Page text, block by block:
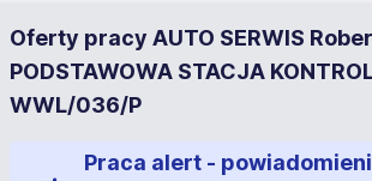
Oferty pracy AUTO SERWIS
PODSTAWOWA STACJA
WWL/036/P
Praca alert -